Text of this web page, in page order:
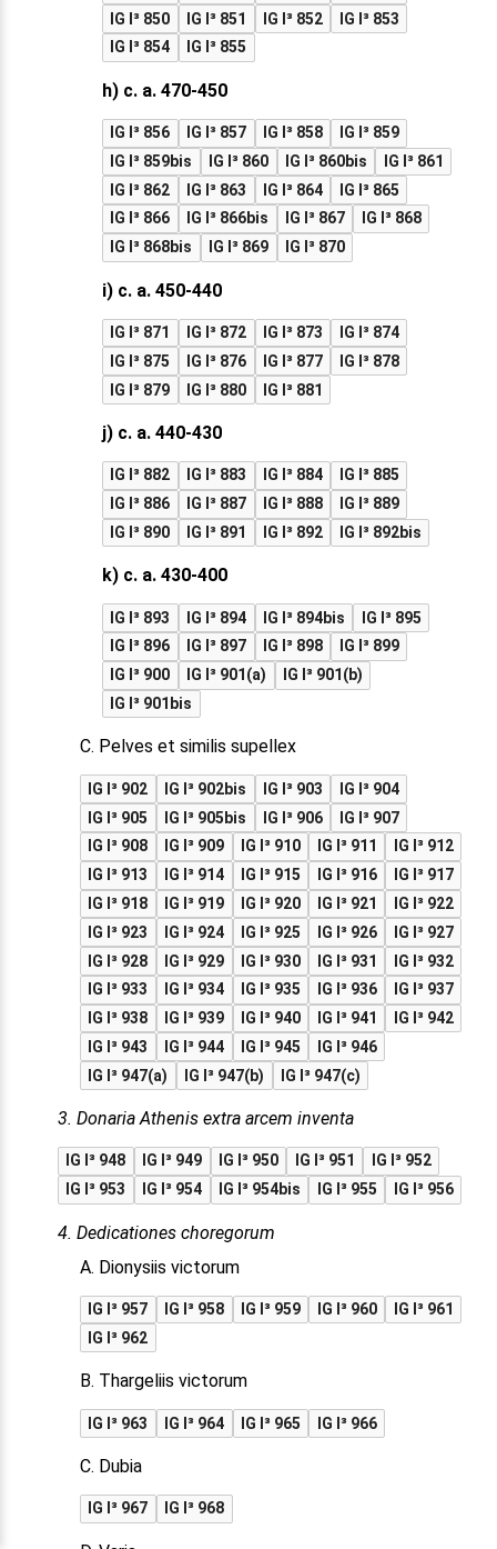
IG I³ 850
IG I³ 851 IG I³ 852
IG I³ 853
IG I³ 854
IG I³ 855
h) c. a. 470-450
IG I³ 856 IG I³ 857 IG I³ 858
IG I³ 859
IG I³ 859bis
IG I³ 860 IG I³ 860bis
IG I³ 861
IG I³ 862
IG I³ 863 IG I³ 864
IG I³ 865
IG I³ 866
IG I³ 866bis IG I³ 867
IG I³ 868
IG I³ 868bis
IG I³ 869 IG I³ 870
i) c. a. 450-440
IG I³ 871 IG I³ 872 IG I³ 873
IG I³ 874
IG I³ 875
IG I³ 876 IG I³ 877
IG I³ 878
IG I³ 879
IG I³ 880 IG I³ 881
j) c. a. 440-430
IG I³ 882 IG I³ 883 IG I³ 884
IG I³ 885
IG I³ 886
IG I³ 887 IG I³ 888
IG I³ 889
IG I³ 890
IG I³ 891 IG I³ 892 IG I³ 892bis
k) c. a. 430-400
IG I³ 893 IG I³ 894 IG I³ 894bis
IG I³ 895
IG I³ 896
IG I³ 897 IG I³ 898
IG I³ 899
IG I³ 900
IG I³ 901(a)
IG I³ 901(b)
IG I³ 901bis
C. Pelves et similis supellex
IG I³ 902 IG I³ 902bis IG I³ 903
IG I³ 904
IG I³ 905
IG I³ 905bis IG I³ 906
IG I³ 907
IG I³ 908
IG I³ 909 IG I³ 910 IG I³ 911
IG I³ 912
IG I³ 913
IG I³ 914 IG I³ 915 IG I³ 916
IG I³ 917
IG I³ 918
IG I³ 919 IG I³ 920 IG I³ 921
IG I³ 922
IG I³ 923
IG I³ 924 IG I³ 925 IG I³ 926
IG I³ 927
IG I³ 928
IG I³ 929 IG I³ 930 IG I³ 931
IG I³ 932
IG I³ 933
IG I³ 934 IG I³ 935 IG I³ 936
IG I³ 937
IG I³ 938
IG I³ 939 IG I³ 940 IG I³ 941
IG I³ 942
IG I³ 943
IG I³ 944 IG I³ 945
IG I³ 946
IG I³ 947(a)
IG I³ 947(b) IG I³ 947(c)
3. Donaria Athenis extra arcem inventa
IG I³ 948 IG I³ 949 IG I³ 950 IG I³ 951
IG I³ 952
IG I³ 953
IG I³ 954 IG I³ 954bis IG I³ 955 IG I³ 956
4. Dedicationes choregorum
A. Dionysiis victorum
IG I³ 957 IG I³ 958 IG I³ 959 IG I³ 960
IG I³ 961
IG I³ 962
B. Thargeliis victorum
IG I³ 963 IG I³ 964 IG I³ 965 IG I³ 966
C. Dubia
IG I³ 967 IG I³ 968